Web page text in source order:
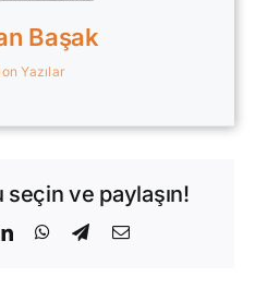
Başak
Yazılar
ve paylaşın!
LinkedInWhatsApp
Telegram
E-